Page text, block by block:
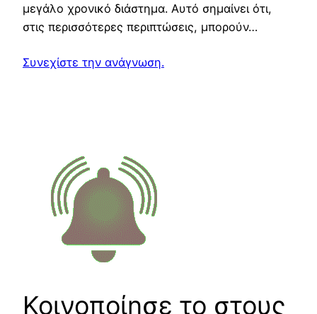
μεγάλο χρονικό διάστημα. Αυτό σημαίνει ότι,
στις περισσότερες περιπτώσεις, μπορούν…
Συνεχίστε την ανάγνωση.
Κοινοποίησε το στους